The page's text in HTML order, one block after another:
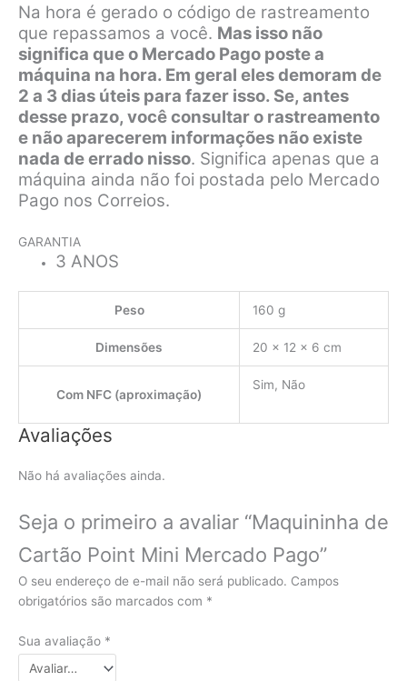
Na hora é gerado o código de rastreamento
que repassamos a você. Mas isso não
significa que o Mercado Pago poste a
máquina na hora. Em geral eles demoram de
2 a 3 dias úteis para fazer isso. Se, antes
desse prazo, você consultar o rastreamento
e não aparecerem informações não existe
nada de errado nisso. Significa apenas que a
máquina ainda não foi postada pelo Mercado
Pago nos Correios.
GARANTIA
3 ANOS
Peso 160 g
Dimensões 20 × 12 × 6 cm
Com NFC (aproximação)
Sim, Não
Avaliações
Não há avaliações ainda.
Seja o primeiro a avaliar “Maquininha de
Cartão Point Mini Mercado Pago”
O seu endereço de e-mail não será publicado. Campos
obrigatórios são marcados com *
Sua avaliação *